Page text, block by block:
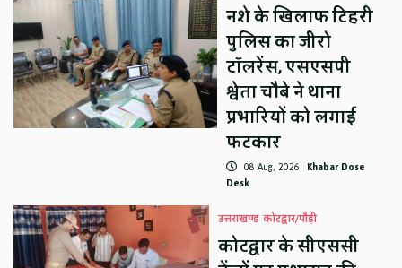
नशे के खिलाफ टिहरी
पुलिस का जीरो
टॉलरेंस, एसएसपी
श्वेता चौबे ने थाना
प्रभारियों को लगाई
फटकार
08 Aug, 2026 Khabar Dose
Desk
उत्तराखण्ड कोटद्वार/पौड़ी
कोटद्वार के सीएससी